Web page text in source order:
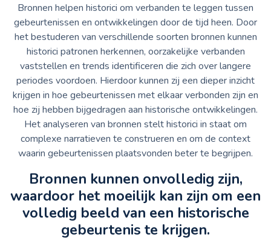
Bronnen helpen historici om verbanden te leggen tussen
gebeurtenissen en ontwikkelingen door de tijd heen. Door
het bestuderen van verschillende soorten bronnen kunnen
historici patronen herkennen, oorzakelijke verbanden
vaststellen en trends identificeren die zich over langere
periodes voordoen. Hierdoor kunnen zij een dieper inzicht
krijgen in hoe gebeurtenissen met elkaar verbonden zijn en
hoe zij hebben bijgedragen aan historische ontwikkelingen.
Het analyseren van bronnen stelt historici in staat om
complexe narratieven te construeren en om de context
waarin gebeurtenissen plaatsvonden beter te begrijpen.
Bronnen kunnen onvolledig zijn,
waardoor het moeilijk kan zijn om een
volledig beeld van een historische
gebeurtenis te krijgen.